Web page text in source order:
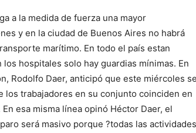
a la medida de fuerza una mayor
y en la ciudad de Buenos Aires no habrá
marítimo. En todo el país estan
hospitales solo hay guardias mínimas. En
Rodolfo Daer, anticipó que este miércoles se
los trabajadores en su conjunto coinciden en
esa misma línea opinó Héctor Daer, el
será masivo porque ?todas las actividades